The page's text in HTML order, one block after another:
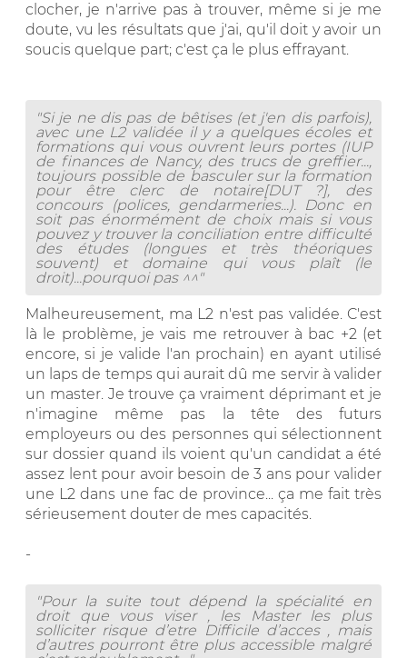
clocher, je n'arrive pas à trouver, même si je me
doute, vu les résultats que j'ai, qu'il doit y avoir un
soucis quelque part; c'est ça le plus effrayant.
"Si je ne dis pas de bêtises (et j'en dis parfois),
avec une L2 validée il y a quelques écoles et
formations qui vous ouvrent leurs portes (IUP
de finances de Nancy, des trucs de greffier...,
toujours possible de basculer sur la formation
pour être clerc de notaire[DUT ?], des
concours (polices, gendarmeries...). Donc en
soit pas énormément de choix mais si vous
pouvez y trouver la conciliation entre difficulté
des études (longues et très théoriques
souvent) et domaine qui vous plaît (le
droit)...pourquoi pas ^^"
Malheureusement, ma L2 n'est pas validée. C'est
là le problème, je vais me retrouver à bac +2 (et
encore, si je valide l'an prochain) en ayant utilisé
un laps de temps qui aurait dû me servir à valider
un master. Je trouve ça vraiment déprimant et je
n'imagine même pas la tête des futurs
employeurs ou des personnes qui sélectionnent
sur dossier quand ils voient qu'un candidat a été
assez lent pour avoir besoin de 3 ans pour valider
une L2 dans une fac de province... ça me fait très
sérieusement douter de mes capacités.
-
"Pour la suite tout dépend la spécialité en
droit que vous viser , les Master les plus
solliciter risque d’etre Difficile d’acces , mais
d’autres pourront être plus accessible malgré